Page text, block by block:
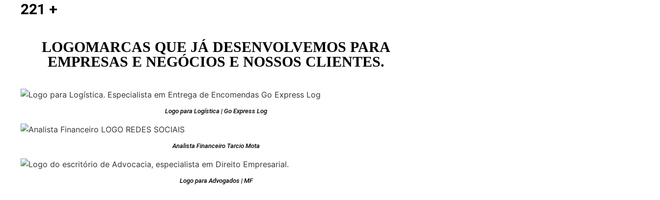
221 +
LOGOMARCAS QUE JÁ DESENVOLVEMOS PARA
EMPRESAS E NEGÓCIOS E NOSSOS CLIENTES.
Logo para Logística | Go Express Log
Analista Financeiro Tarcio Mota
Logo para Advogados | MF